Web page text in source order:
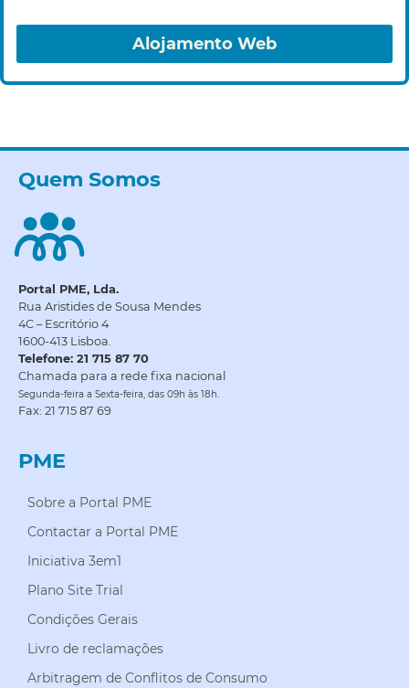
Alojamento Web
Quem Somos
Portal PME, Lda.
Rua Aristides de Sousa Mendes
4C – Escritório 4
1600-413 Lisboa.
Telefone: 21 715 87 70
Chamada para a rede fixa nacional
Segunda-feira a Sexta-feira, das 09h às 18h.
Fax: 21 715 87 69
PME
Sobre a Portal PME
Contactar a Portal PME
Iniciativa 3em1
Plano Site Trial
Condições Gerais
Livro de reclamações
Arbitragem de Conflitos de Consumo